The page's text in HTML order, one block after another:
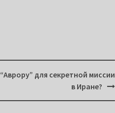
для секретной миссии
в Иране?